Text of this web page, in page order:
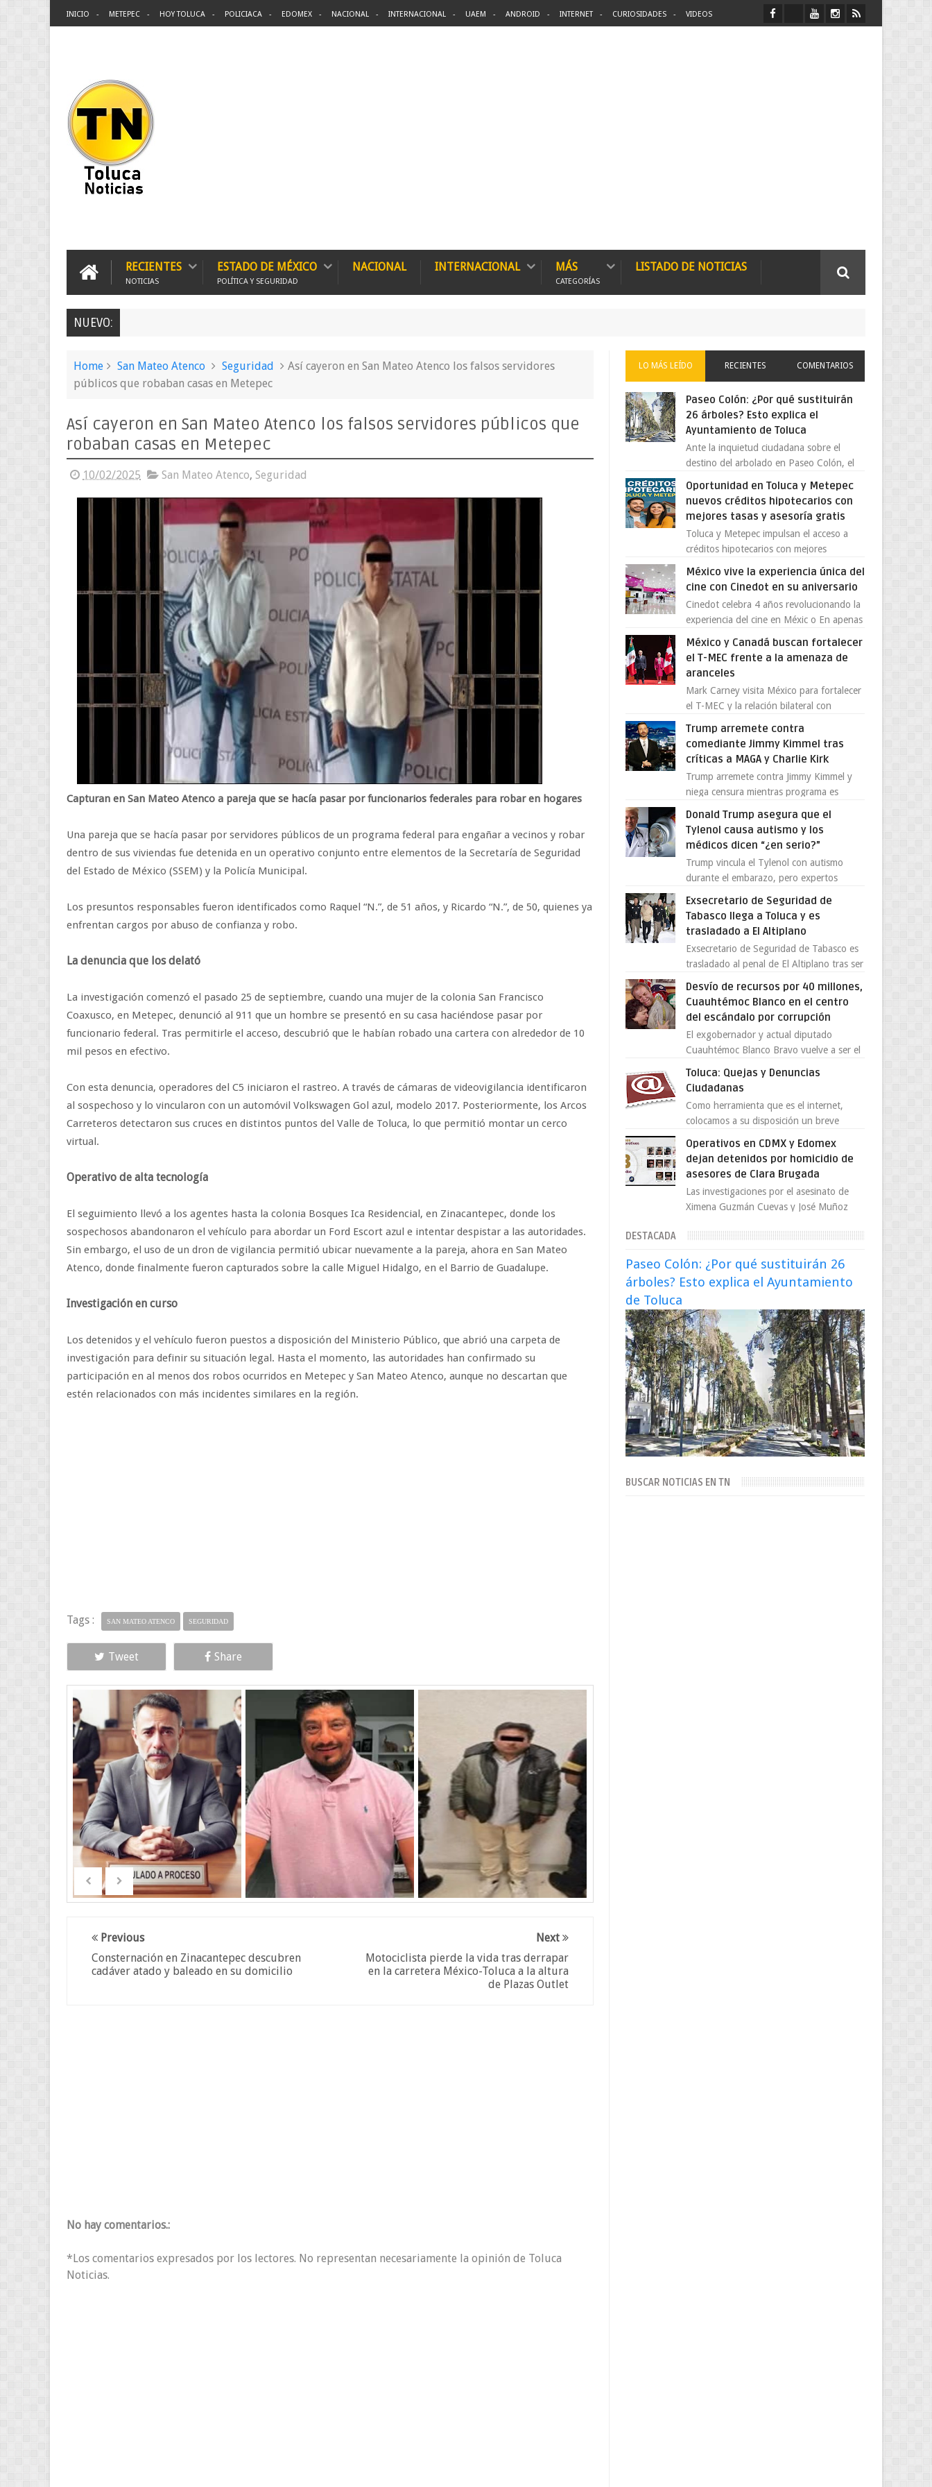
INICIO METEPEC HOY TOLUCA POLICIACA EDOMEX NACIONAL INTERNACIONAL UAEM ANDROID INTERNET CURIOSIDADES VIDEOS
RECIENTES
NOTICIAS
ESTADO DE MÉXICO
POLÍTICA Y SEGURIDAD
NACIONAL INTERNACIONAL MÁS
CATEGORÍAS
LISTADO DE NOTICIAS
NUEVO:
Home San Mateo Atenco Seguridad
Así cayeron en San Mateo Atenco los falsos servidores
públicos que robaban casas en Metepec
Así cayeron en San Mateo Atenco los falsos servidores públicos que
robaban casas en Metepec
10/02/2025 San Mateo Atenco, Seguridad
Capturan en San Mateo Atenco a pareja que se hacía pasar por funcionarios federales para robar en hogares
Una pareja que se hacía pasar por servidores públicos de un programa federal para engañar a vecinos y robar
dentro de sus viviendas fue detenida en un operativo conjunto entre elementos de la Secretaría de Seguridad
del Estado de México (SSEM) y la Policía Municipal.
Los presuntos responsables fueron identificados como Raquel “N.”, de 51 años, y Ricardo “N.”, de 50, quienes ya
enfrentan cargos por abuso de confianza y robo.
La denuncia que los delató
La investigación comenzó el pasado 25 de septiembre, cuando una mujer de la colonia San Francisco
Coaxusco, en Metepec, denunció al 911 que un hombre se presentó en su casa haciéndose pasar por
funcionario federal. Tras permitirle el acceso, descubrió que le habían robado una cartera con alrededor de 10
mil pesos en efectivo.
Con esta denuncia, operadores del C5 iniciaron el rastreo. A través de cámaras de videovigilancia identificaron
al sospechoso y lo vincularon con un automóvil Volkswagen Gol azul, modelo 2017. Posteriormente, los Arcos
Carreteros detectaron sus cruces en distintos puntos del Valle de Toluca, lo que permitió montar un cerco
virtual.
Operativo de alta tecnología
El seguimiento llevó a los agentes hasta la colonia Bosques Ica Residencial, en Zinacantepec, donde los
sospechosos abandonaron el vehículo para abordar un Ford Escort azul e intentar despistar a las autoridades.
Sin embargo, el uso de un dron de vigilancia permitió ubicar nuevamente a la pareja, ahora en San Mateo
Atenco, donde finalmente fueron capturados sobre la calle Miguel Hidalgo, en el Barrio de Guadalupe.
Investigación en curso
Los detenidos y el vehículo fueron puestos a disposición del Ministerio Público, que abrió una carpeta de
investigación para definir su situación legal. Hasta el momento, las autoridades han confirmado su
participación en al menos dos robos ocurridos en Metepec y San Mateo Atenco, aunque no descartan que
estén relacionados con más incidentes similares en la región.
Tags : SAN MATEO ATENCO SEGURIDAD
Tweet Share
Next
Motociclista pierde la vida tras derrapar
en la carretera México-Toluca a la altura
de Plazas Outlet
Previous
Consternación en Zinacantepec descubren
cadáver atado y baleado en su domicilio
No hay comentarios.:
*Los comentarios expresados por los lectores. No representan necesariamente la opinión de Toluca
Noticias.
LO MÁS LEÍDO RECIENTES COMENTARIOS
Paseo Colón: ¿Por qué sustituirán
26 árboles? Esto explica el
Ayuntamiento de Toluca
Ante la inquietud ciudadana sobre el
destino del arbolado en Paseo Colón, el
solo 26 ejemplares será...
Oportunidad en Toluca y Metepec
nuevos créditos hipotecarios con
mejores tasas y asesoría gratis
Toluca y Metepec impulsan el acceso a
créditos hipotecarios con mejores
emprendedores Con la creciente neces...
México vive la experiencia única del
cine con Cinedot en su aniversario
Cinedot celebra 4 años revolucionando la
experiencia del cine en Méxic o En apenas
es posible reinve...
México y Canadá buscan fortalecer
el T-MEC frente a la amenaza de
aranceles
Mark Carney visita México para fortalecer
el T-MEC y la relación bilateral con
provocada por la ofen...
Trump arremete contra
comediante Jimmy Kimmel tras
críticas a MAGA y Charlie Kirk
Trump arremete contra Jimmy Kimmel y
niega censura mientras programa es
programa Jimmy Kimmel Live! ...
Donald Trump asegura que el
Tylenol causa autismo y los
médicos dicen “¿en serio?”
Trump vincula el Tylenol con autismo
durante el embarazo, pero expertos
nuevo episodio de declaraciones...
Exsecretario de Seguridad de
Tabasco llega a Toluca y es
trasladado a El Altiplano
Exsecretario de Seguridad de Tabasco es
trasladado al penal de El Altiplano tras ser
extraditado a México El exsecretario de
Desvío de recursos por 40 millones,
Cuauhtémoc Blanco en el centro
del escándalo por corrupción
El exgobernador y actual diputado
Cuauhtémoc Blanco Bravo vuelve a ser el
enfrentando señalamientos por...
Toluca: Quejas y Denuncias
Ciudadanas
Como herramienta que es el internet,
colocamos a su disposición un breve
denuncia ciudadana la e...
Operativos en CDMX y Edomex
dejan detenidos por homicidio de
asesores de Clara Brugada
Las investigaciones por el asesinato de
Ximena Guzmán Cuevas y José Muñoz
de asesores de la jefa d...
DESTACADA
Paseo Colón: ¿Por qué sustituirán 26
árboles? Esto explica el Ayuntamiento
de Toluca
BUSCAR NOTICIAS EN TN